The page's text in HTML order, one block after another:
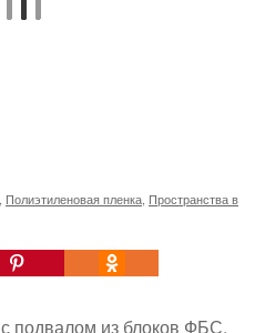
Полиэтиленовая пленка Пространства в